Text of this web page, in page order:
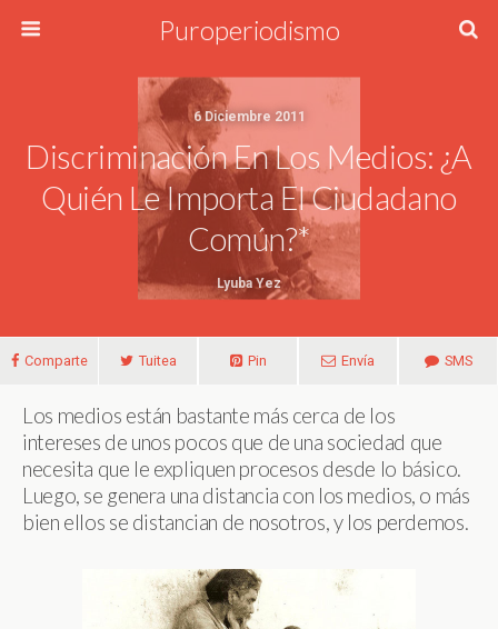
Puroperiodismo
6 Diciembre 2011
Discriminación En Los Medios: ¿A
Quién Le Importa El Ciudadano
Común?*
Lyuba Yez
Comparte Tuitea Pin Envía SMS
Los medios están bastante más cerca de los
intereses de unos pocos que de una sociedad que
necesita que le expliquen procesos desde lo básico.
Luego, se genera una distancia con los medios, o más
bien ellos se distancian de nosotros, y los perdemos.